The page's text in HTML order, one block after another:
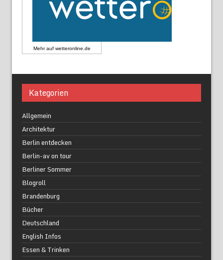
Mehr auf wetteronline.de
Kategorien
Allgemein
Architektur
Berlin entdecken
Berlin-av on tour
Berliner Sommer
Blogroll
Brandenburg
Bücher
Deutschland
English Infos
Essen & Trinken